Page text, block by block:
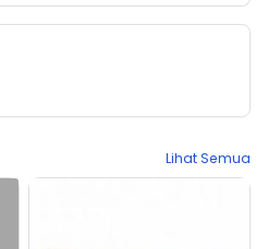
Lihat Semua